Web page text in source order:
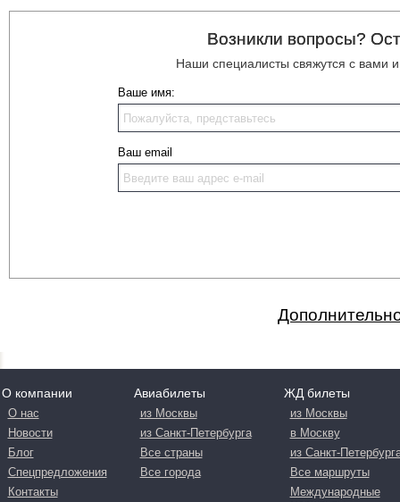
Возникли вопросы?
Наши специалисты свяжутся с вами
Ваше имя:
Ваш email
О компании
О нас
Новости
Блог
Спецпредложения
Контакты
Авиабилеты
из Москвы
из Санкт-Петербурга
Все страны
Все города
ЖД билеты
из Москвы
в Москву
из Санкт-
Все маршруты
Международные